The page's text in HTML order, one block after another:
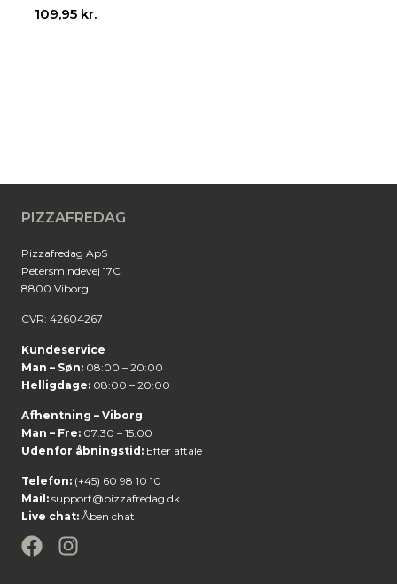
109,95 kr.
PIZZAFREDAG
Pizzafredag ApS
Petersmindevej 17C
8800 Viborg
CVR: 42604267
Kundeservice
Man – Søn: 08:00 – 20:00
Helligdage: 08:00 – 20:00
Afhentning – Viborg
Man – Fre: 07:30 – 15:00
Udenfor åbningstid: Efter aftale
Telefon: (+45) 60 98 10 10
Mail: support@pizzafredag.dk
Live chat: Åben chat